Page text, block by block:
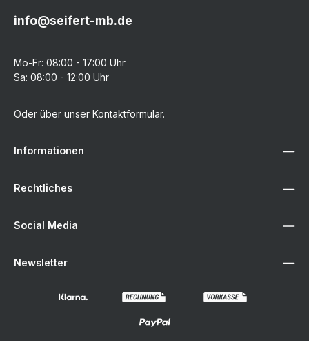
info@seifert-mb.de
Mo-Fr: 08:00 - 17:00 Uhr
Sa: 08:00 - 12:00 Uhr
Oder über unser Kontaktformular.
Informationen
Rechtliches
Social Media
Newsletter